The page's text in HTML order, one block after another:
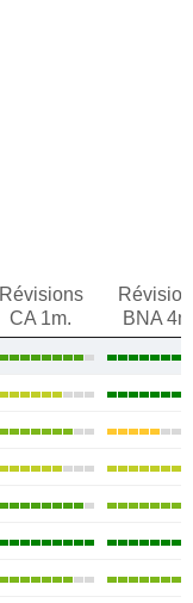
Révisions
CA 1m.
BNA